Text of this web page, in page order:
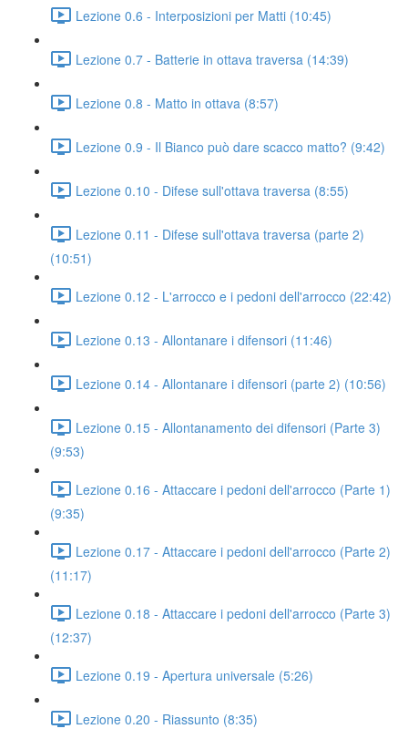
Lezione 0.6 - Interposizioni per Matti (10:45)
Lezione 0.7 - Batterie in ottava traversa (14:39)
Lezione 0.8 - Matto in ottava (8:57)
Lezione 0.9 - Il Bianco può dare scacco matto? (9:42)
Lezione 0.10 - Difese sull'ottava traversa (8:55)
Lezione 0.11 - Difese sull'ottava traversa (parte 2)
(10:51)
Lezione 0.12 - L'arrocco e i pedoni dell'arrocco (22:42)
Lezione 0.13 - Allontanare i difensori (11:46)
Lezione 0.14 - Allontanare i difensori (parte 2) (10:56)
Lezione 0.15 - Allontanamento dei difensori (Parte 3)
(9:53)
Lezione 0.16 - Attaccare i pedoni dell'arrocco (Parte 1)
(9:35)
Lezione 0.17 - Attaccare i pedoni dell'arrocco (Parte 2)
(11:17)
Lezione 0.18 - Attaccare i pedoni dell'arrocco (Parte 3)
(12:37)
Lezione 0.19 - Apertura universale (5:26)
Lezione 0.20 - Riassunto (8:35)